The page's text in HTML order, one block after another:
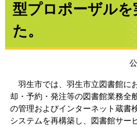
型プロポーザル
た。
羽生市では、羽生市立図書館に
却・予約・発注等の図書館業務全
の管理およびインターネット蔵書
システムを再構築し、図書館サー